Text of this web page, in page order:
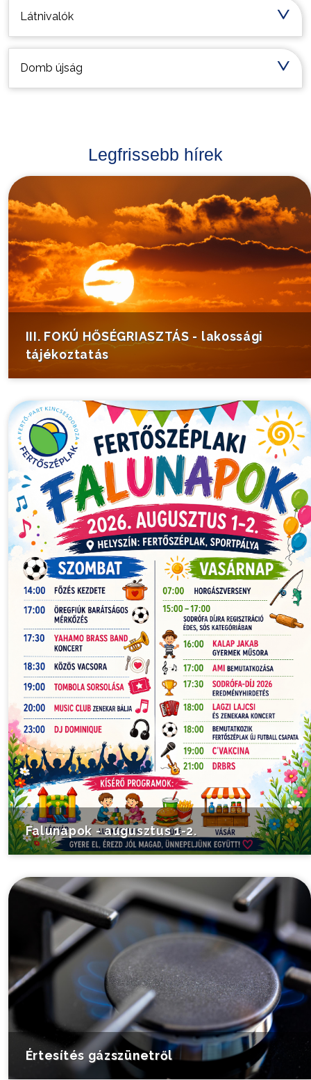
Látnivalók
Domb újság
Legfrissebb hírek
III. FOKÚ HŐSÉGRIASZTÁS - lakossági
tájékoztatás
Falunapok - augusztus 1-2.
Értesítés gázszünetről